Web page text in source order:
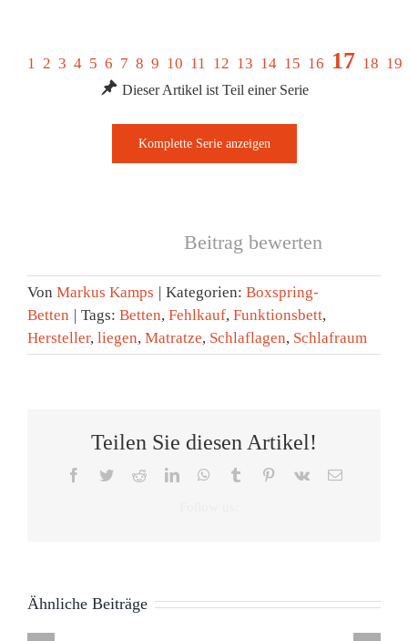
1 2 3 4 5 6 7 8 9 10 11 12 13 14 15 16 17 18 19
Dieser Artikel ist Teil einer Serie
Beitrag bewerten
Von Markus Kamps | Kategorien: Boxspring-
Betten | Tags: Betten, Fehlkauf, Funktionsbett,
Hersteller, liegen, Matratze, Schlaflagen, Schlafraum
Teilen Sie diesen Artikel!
Facebook
TwitterRedditLinkedInWhatsApp
Tumblr Pinterest
Vk
E-
Ähnliche Beiträge
Was